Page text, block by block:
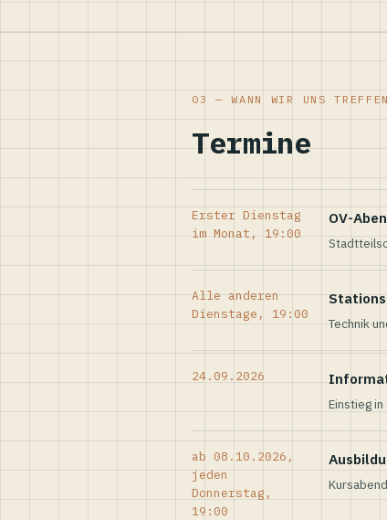
03 — WANN WIR UNS TREFFEN
Termine
Erster Dienstag
im Monat, 19:00
OV-
Alle anderen
Dienstage, 19:00
Technik
24.09.2026
Einstieg
ab 08.10.2026,
jeden
Donnerstag,
19:00